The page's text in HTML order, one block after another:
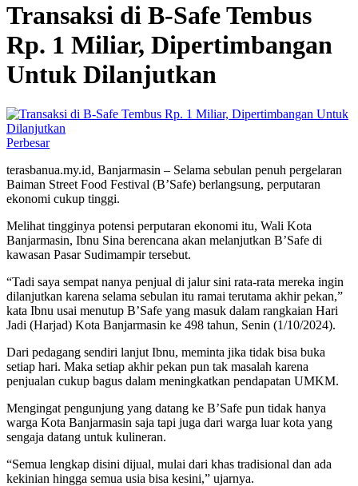
Transaksi di B-Safe Tembus
Rp. 1 Miliar, Dipertimbangan
Untuk Dilanjutkan
Perbesar
terasbanua.my.id, Banjarmasin – Selama sebulan penuh pergelaran
Baiman Street Food Festival (B’Safe) berlangsung, perputaran
ekonomi cukup tinggi.
Melihat tingginya potensi perputaran ekonomi itu, Wali Kota
Banjarmasin, Ibnu Sina berencana akan melanjutkan B’Safe di
kawasan Pasar Sudimampir tersebut.
“Tadi saya sempat nanya penjual di jalur sini rata-rata mereka ingin
dilanjutkan karena selama sebulan itu ramai terutama akhir pekan,”
kata Ibnu usai menutup B’Safe yang masuk dalam rangkaian Hari
Jadi (Harjad) Kota Banjarmasin ke 498 tahun, Senin (1/10/2024).
Dari pedagang sendiri lanjut Ibnu, meminta jika tidak bisa buka
setiap hari. Maka setiap akhir pekan pun tak masalah karena
penjualan cukup bagus dalam meningkatkan pendapatan UMKM.
Mengingat pengunjung yang datang ke B’Safe pun tidak hanya
warga Kota Banjarmasin saja tapi juga dari warga luar kota yang
sengaja datang untuk kulineran.
“Semua lengkap disini dijual, mulai dari khas tradisional dan ada
kekinian hingga semua usia bisa kesini,” ujarnya.